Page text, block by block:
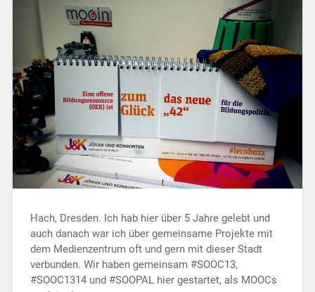
Hach, Dresden. Ich hab hier über 5 Jahre gelebt und
auch danach war ich über gemeinsame Projekte mit
dem Medienzentrum oft und gern mit dieser Stadt
verbunden. Wir haben gemeinsam #SOOC13,
#SOOC1314 und #SOOPAL hier gestartet, als MOOCs